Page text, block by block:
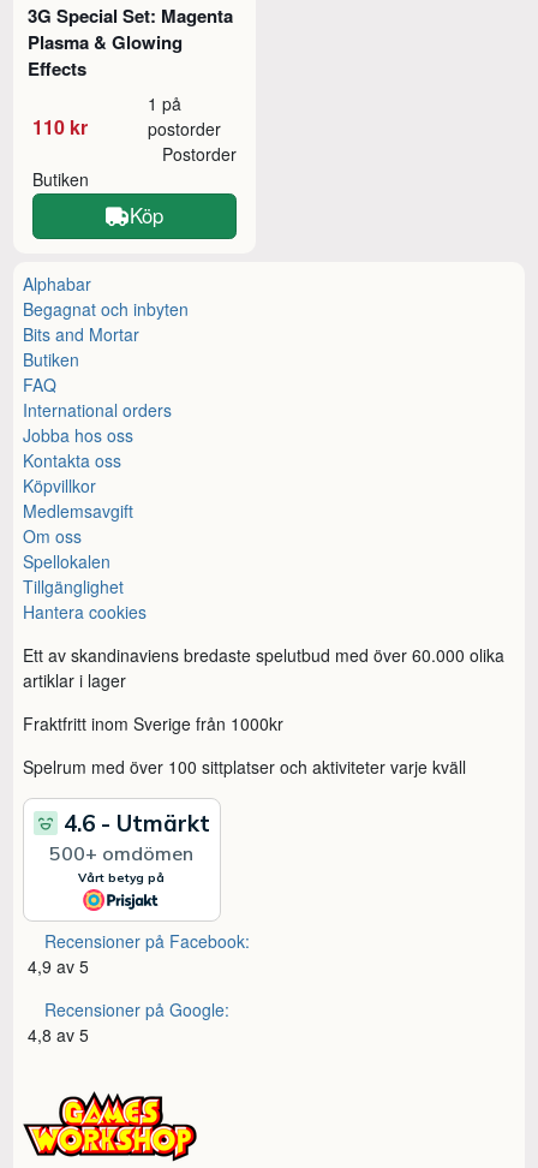
3G Special Set: Magenta
Plasma & Glowing
Effects
110 kr
1 på
postorder
Butiken
Postorder
Köp
Alphabar
Begagnat och inbyten
Bits and Mortar
Butiken
FAQ
International orders
Jobba hos oss
Kontakta oss
Köpvillkor
Medlemsavgift
Om oss
Spellokalen
Tillgänglighet
Hantera cookies
Ett av skandinaviens bredaste spelutbud med över 60.000 olika
artiklar i lager
Fraktfritt inom Sverige från 1000kr
Spelrum med över 100 sittplatser och aktiviteter varje kväll
Recensioner på Facebook:
4,9 av 5
Recensioner på Google:
4,8 av 5